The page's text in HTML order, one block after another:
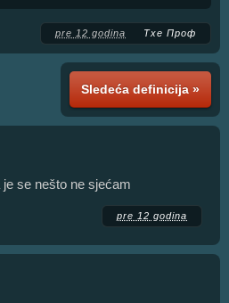
pre 12 godina Тхе Проф
Sledeća definicija »
se nešto ne sjećam
pre 12 godina